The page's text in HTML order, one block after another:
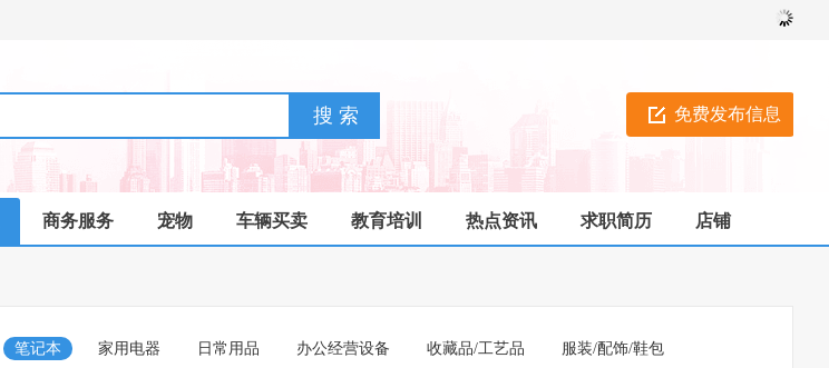
免费发布信息
商务服务 宠物 车辆买卖 教育培训 热点资讯 求职简历 店铺
笔记本 家用电器 日常用品 办公经营设备 收藏品/工艺品 服装/配饰/鞋包